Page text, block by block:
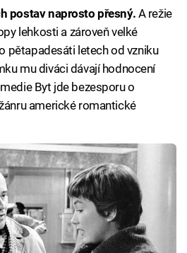
postav naprosto přesný.A režie
lehkosti a zároveň velké
pětapadesáti letech od vzniku
mu diváci dávají hodnocení
Byt jde bezesporu o
americké romantické